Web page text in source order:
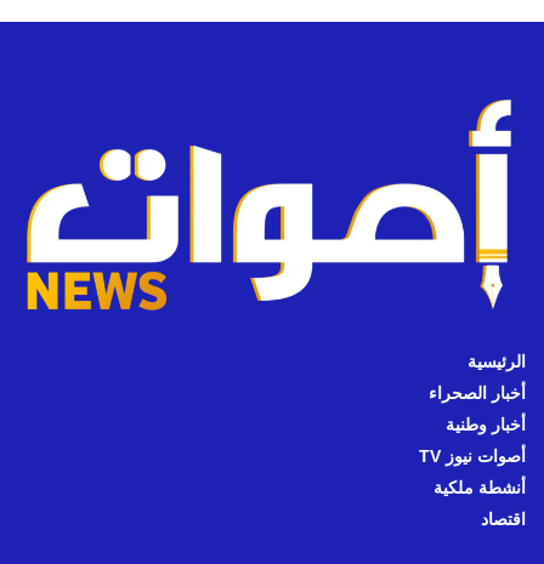
الرئيسية
أخبار الصحراء
أخبار وطنية
أصوات نيوز TV
أنشطة ملكية
اقتصاد